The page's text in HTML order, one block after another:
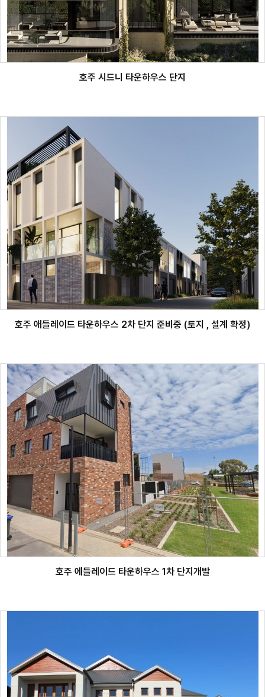
호주 시드니 타운하우스 단지
호주 애들레이드 타운하우스 2차 단지 준비중 (토지 , 설계 확정)
호주 에들레이드 타운하우스 1차 단지개발